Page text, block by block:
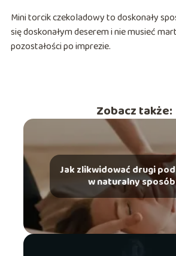
Mini torcik czekoladowy to doskonały
się doskonałym deserem i nie musieć
pozostałości po imprezie.
Zobacz także:
Jak zlikwidować drugi
w naturalny